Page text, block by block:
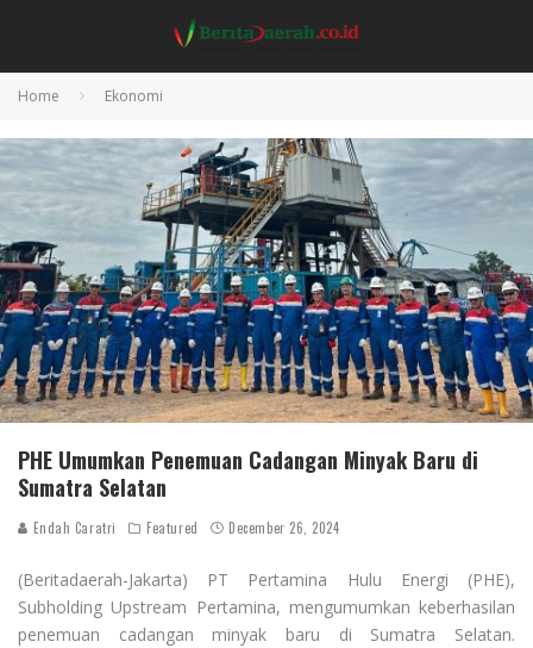
Home Ekonomi
PHE Umumkan Penemuan Cadangan Minyak Baru di
Sumatra Selatan
Endah Caratri Featured December 26, 2024
(Beritadaerah-Jakarta) PT Pertamina Hulu Energi (PHE),
Subholding Upstream Pertamina, mengumumkan keberhasilan
penemuan cadangan minyak baru di Sumatra Selatan.